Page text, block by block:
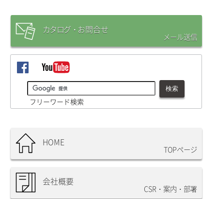
カタログ・ お問合せ
メール送信
フリーワード検索
HOME
TOPページ
会社概要
CSR・案内・部署